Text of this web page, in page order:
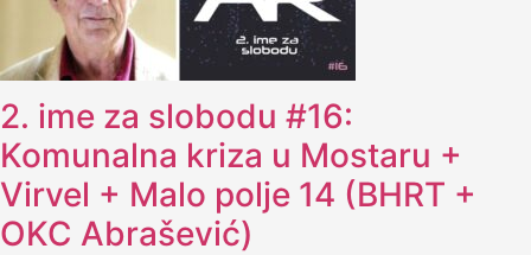
2. ime za slobodu #16:
Komunalna kriza u Mostaru +
Virvel + Malo polje 14 (BHRT +
OKC Abrašević)